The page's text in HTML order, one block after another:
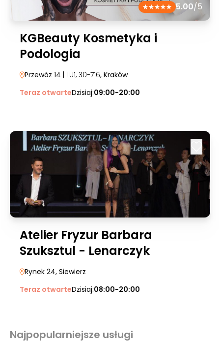
5.00/5
KGBeauty Kosmetyka i
Podologia
Przewóz 14 | LU1, 30-716, Kraków
Teraz otwarteDzisiaj:09:00-20:00
Atelier Fryzur Barbara
Szuksztul - Lenarczyk
Rynek 24, Siewierz
Teraz otwarteDzisiaj:08:00-20:00
Najpopularniejsze usługi